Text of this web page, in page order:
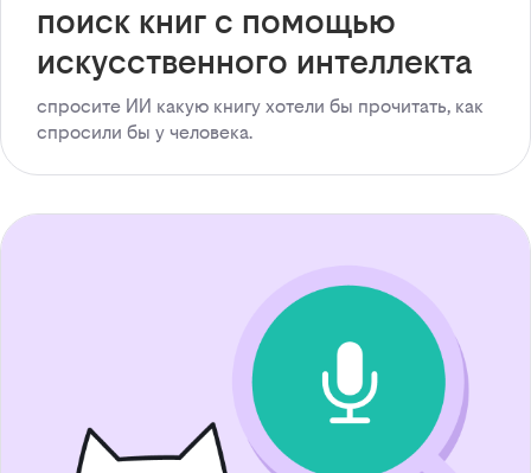
поиск книг с помощью
искусственного интеллекта
спросите ИИ какую книгу хотели бы прочитать, как
спросили бы у человека.